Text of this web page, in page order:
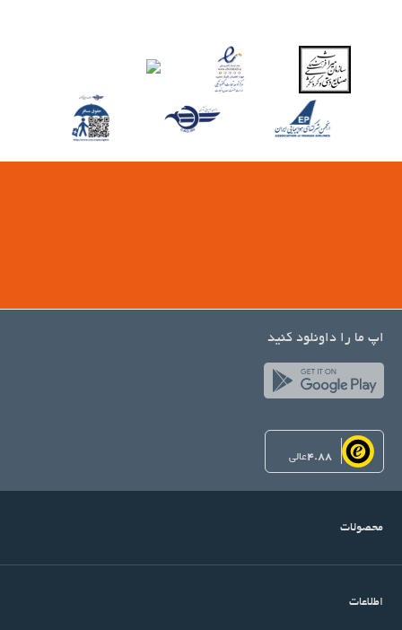
اپ ما را داونلود کنید
4.88عالی
محصولات
اطلاعات